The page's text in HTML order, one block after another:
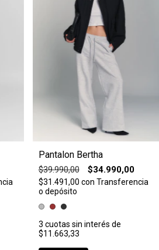
Pantalon Bertha
$39.990,00 $34.990,00
$31.491,00 con Transferencia
o depósito
3 cuotas sin interés de
$11.663,33